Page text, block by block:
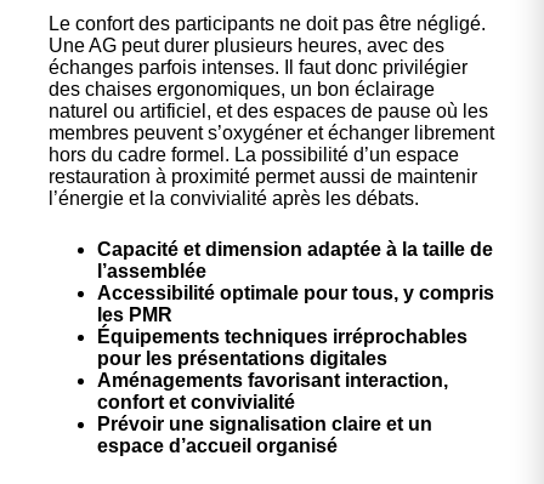
Le confort des participants ne doit pas être négligé.
Une AG peut durer plusieurs heures, avec des
échanges parfois intenses. Il faut donc privilégier
des chaises ergonomiques, un bon éclairage
naturel ou artificiel, et des espaces de pause où les
membres peuvent s’oxygéner et échanger librement
hors du cadre formel. La possibilité d’un espace
restauration à proximité permet aussi de maintenir
l’énergie et la convivialité après les débats.
Capacité et dimension adaptée à la taille de
l’assemblée
Accessibilité optimale pour tous, y compris
les PMR
Équipements techniques irréprochables
pour les présentations digitales
Aménagements favorisant interaction,
confort et convivialité
Prévoir une signalisation claire et un
espace d’accueil organisé